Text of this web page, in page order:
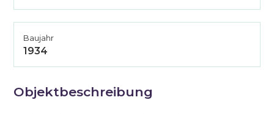
Baujahr
1934
Objektbeschreibung